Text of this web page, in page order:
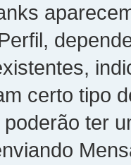
certo tipo
ter